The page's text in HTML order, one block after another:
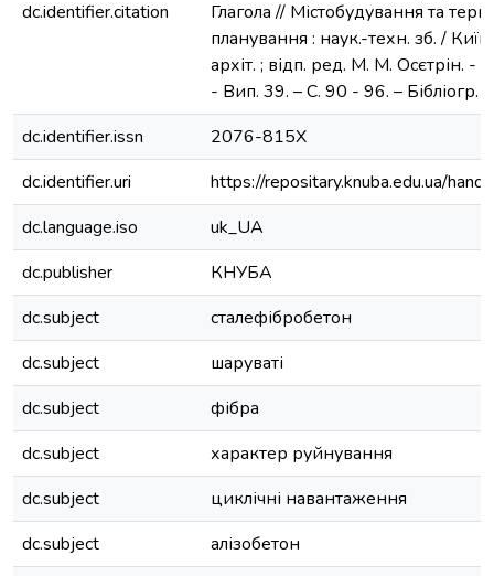
dc.identifier.citation
Глагола // Містобудування та
планування : наук.-техн. зб. /
архіт. ; відп. ред. М. М. Осєтрін.
- Вип. 39. – С. 90 - 96. – Бібліогр. :
dc.identifier.issn
2076-815Х
dc.identifier.uri
https://repositary.knuba.edu.ua/
dc.language.iso
uk_UA
dc.publisher
КНУБА
dc.subject
сталефібробетон
dc.subject
шаруваті
dc.subject
фібра
dc.subject
характер руйнування
dc.subject
циклічні навантаження
dc.subject
алізобетон